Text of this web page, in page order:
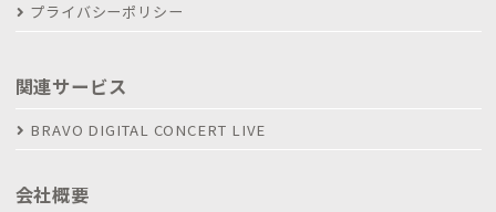
プライバシーポリシー
関連サービス
BRAVO DIGITAL CONCERT LIVE
会社概要